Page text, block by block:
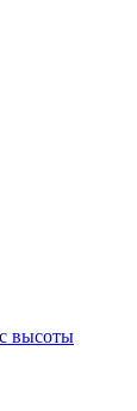
высоты